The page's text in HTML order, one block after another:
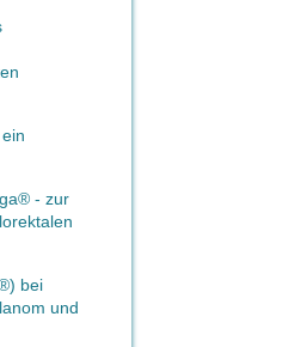
- zur
bei
und